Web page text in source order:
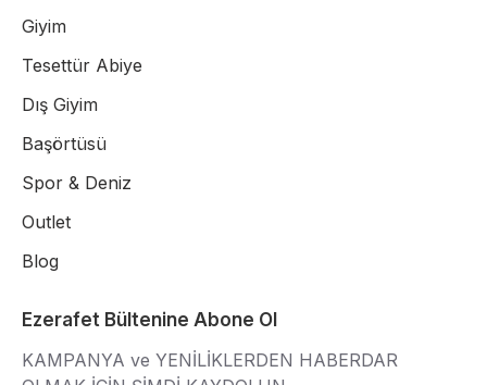
Giyim
Tesettür Abiye
Dış Giyim
Başörtüsü
Spor & Deniz
Outlet
Blog
Ezerafet Bültenine Abone Ol
KAMPANYA ve YENİLİKLERDEN HABERDAR